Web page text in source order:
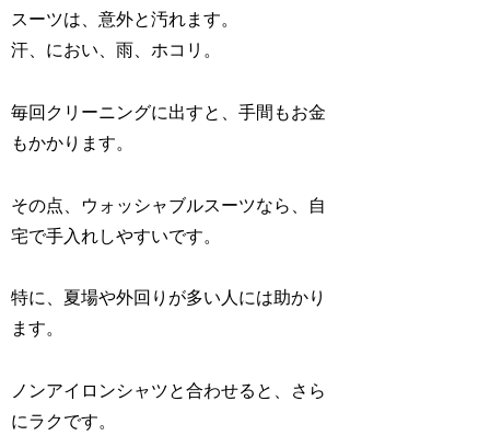
スーツは、意外と汚れます。
汗、におい、雨、ホコリ。
毎回クリーニングに出すと、手間もお金
もかかります。
その点、ウォッシャブルスーツなら、自
宅で手入れしやすいです。
特に、夏場や外回りが多い人には助かり
ます。
ノンアイロンシャツと合わせると、さら
にラクです。